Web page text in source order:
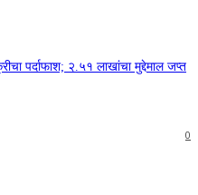
पर्दाफाश; २.५१ लाखांचा मुद्देमाल जप्त
0